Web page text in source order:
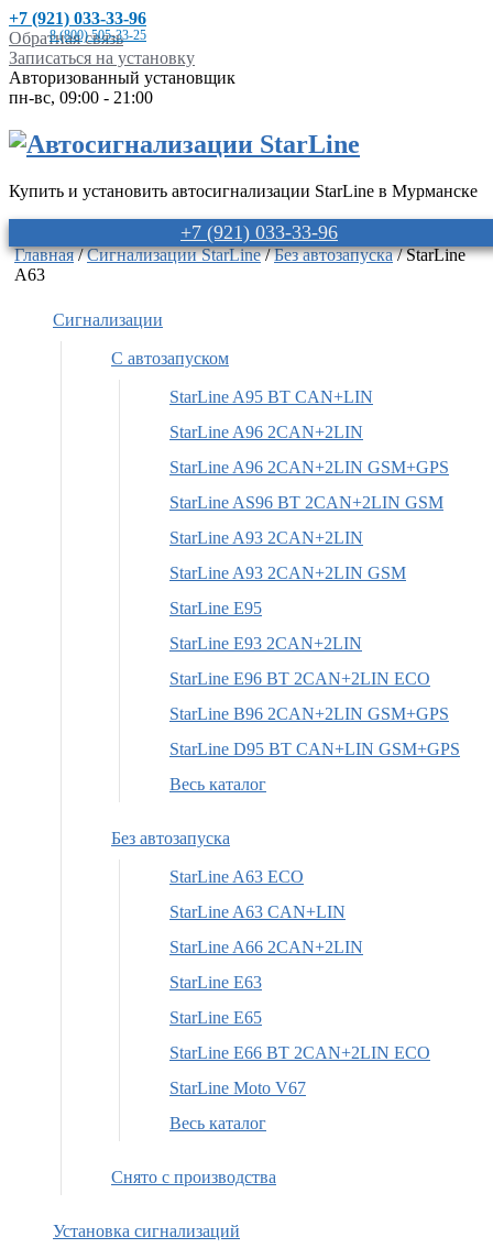
+7 (921) 033-33-96
8 (800) 505-33-25
Обратная связь
Записаться на установку
Авторизованный установщик
пн-вс, 09:00 - 21:00
Купить и установить автосигнализации StarLine в Мурманске
+7 (921) 033-33-96
Главная/Сигнализации StarLine/Без автозапуска/ StarLine
A63
Сигнализации
С автозапуском
StarLine A95 BT CAN+LIN
StarLine A96 2CAN+2LIN
StarLine A96 2CAN+2LIN GSM+GPS
StarLine AS96 BT 2CAN+2LIN GSM
StarLine A93 2CAN+2LIN
StarLine A93 2CAN+2LIN GSM
StarLine E95
StarLine E93 2CAN+2LIN
StarLine E96 BT 2CAN+2LIN ECO
StarLine B96 2CAN+2LIN GSM+GPS
StarLine D95 BT CAN+LIN GSM+GPS
Весь каталог
Без автозапуска
StarLine A63 ECO
StarLine A63 CAN+LIN
StarLine A66 2CAN+2LIN
StarLine E63
StarLine E65
StarLine E66 BT 2CAN+2LIN ECO
StarLine Moto V67
Весь каталог
Снято с производства
Установка сигнализаций